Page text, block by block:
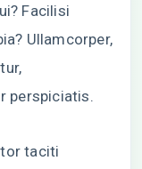
Facilisi
Ullamcorper,
perspiciatis.
taciti